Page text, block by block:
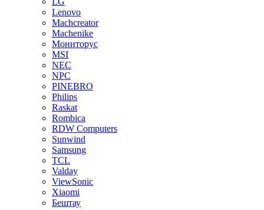
Lenovo
Machcreator
Machenike
Мониторус
MSI
NEC
NPC
PINEBRO
Philips
Raskat
Rombica
RDW Computers
Sunwind
Samsung
TCL
Valday
ViewSonic
Xiaomi
Бештау